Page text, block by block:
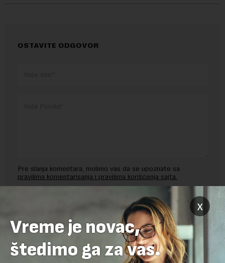
OSTAVITE ODGOVOR
Pre slanja komentara, molimo vas da se upoznate sa
pravilima komentarisanja i pravilima korišćenja sajta.
Sajt je zaštićen pomocu reCaptcha i Google. Google Politika
Google Uslovi Korišćenjasu primenjeni. x
Vreme je novac,
štedimo ga za vas.